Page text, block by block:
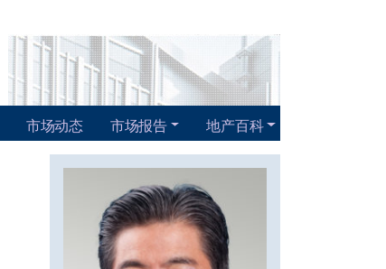
市场动态 市场报告 地产百科